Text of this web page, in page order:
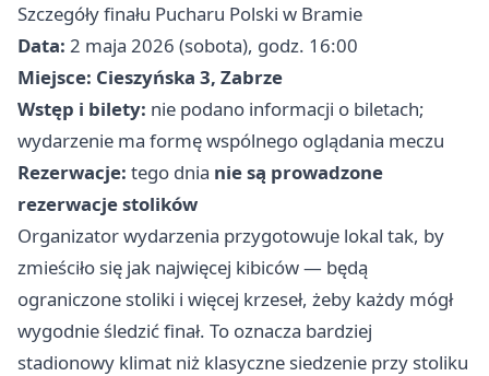
Szczegóły finału Pucharu Polski w Bramie
Data: 2 maja 2026 (sobota), godz. 16:00
Miejsce: Cieszyńska 3, Zabrze
Wstęp i bilety: nie podano informacji o biletach;
wydarzenie ma formę wspólnego oglądania meczu
Rezerwacje: tego dnia nie są prowadzone
rezerwacje stolików
Organizator wydarzenia przygotowuje lokal tak, by
zmieściło się jak najwięcej kibiców — będą
ograniczone stoliki i więcej krzeseł, żeby każdy mógł
wygodnie śledzić finał. To oznacza bardziej
stadionowy klimat niż klasyczne siedzenie przy stoliku